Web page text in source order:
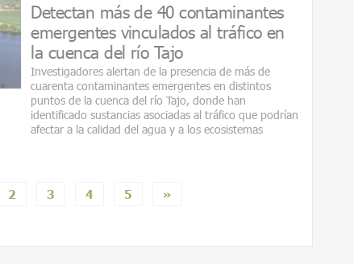
Detectan más de 40 contaminantes
emergentes vinculados al tráfico en
la cuenca del río Tajo
Investigadores alertan de la presencia de más de
cuarenta contaminantes emergentes en distintos
puntos de la cuenca del río Tajo, donde han
identificado sustancias asociadas al tráfico que podrían
afectar a la calidad del agua y a los ecosistemas
2 3 4 5 »